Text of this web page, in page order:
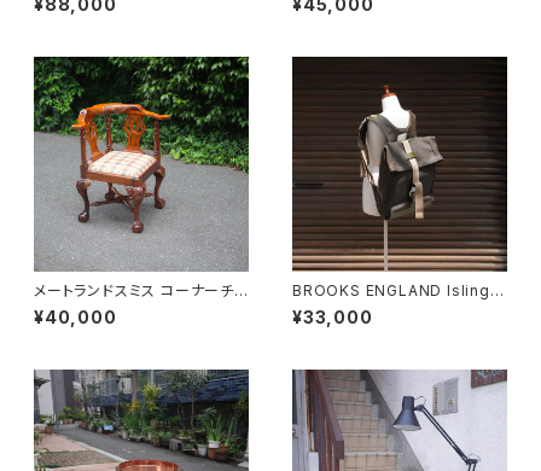
¥88,000 ¥45,000
メートランドスミス コーナーチェ
ア
¥40,000
BROOKS ENGLAND Islingto
n Rucksack
¥33,000